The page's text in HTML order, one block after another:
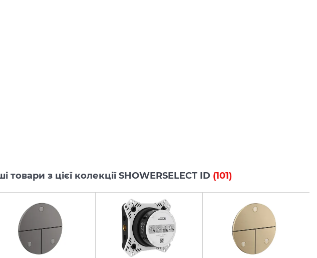
товари з цієї колекції SHOWERSELECT ID (101)